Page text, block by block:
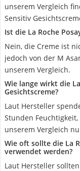
unserem Vergleich
Sensitiv
Ist die La Roche
Nein, die Creme ist
jedoch von der M
unserem Vergleich.
Wie lange wirkt die
Gesichtscreme?
Laut Hersteller
Stunden
unserem Vergleich
Wie oft sollte die La
verwendet werden?
Laut Hersteller